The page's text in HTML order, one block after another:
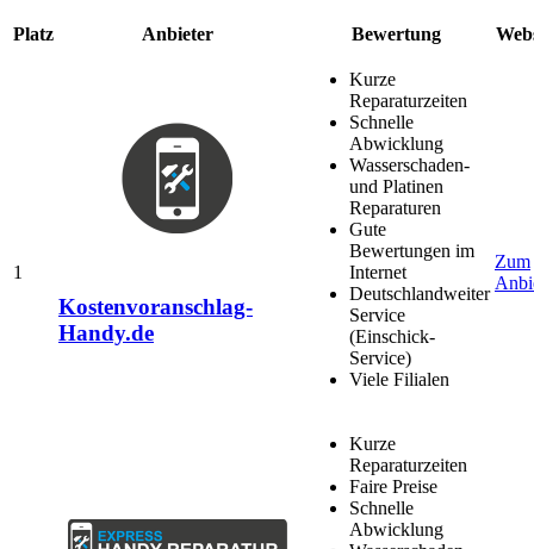
Platz Anbieter Bewertung
1
Kostenvoranschlag-
Handy.de
Kurze
Reparaturzeiten
Schnelle
Abwicklung
Wasserschaden-
und Platinen
Reparaturen
Gute
Bewertungen im
Internet
Deutschlandweiter
Service
(Einschick-
Service)
Viele Filialen
Zum
Kurze
Reparaturzeiten
Faire Preise
Schnelle
Abwicklung